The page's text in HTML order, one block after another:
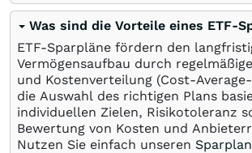
Was sind die Vorteile eines ETF-
ETF-Sparpläne fördern den
Vermögensaufbau durch
und Kostenverteilung (Cost-
die Auswahl des richtigen Plans
individuellen Zielen, Risikotoleranz
Bewertung von Kosten und
Nutzen Sie einfach unseren